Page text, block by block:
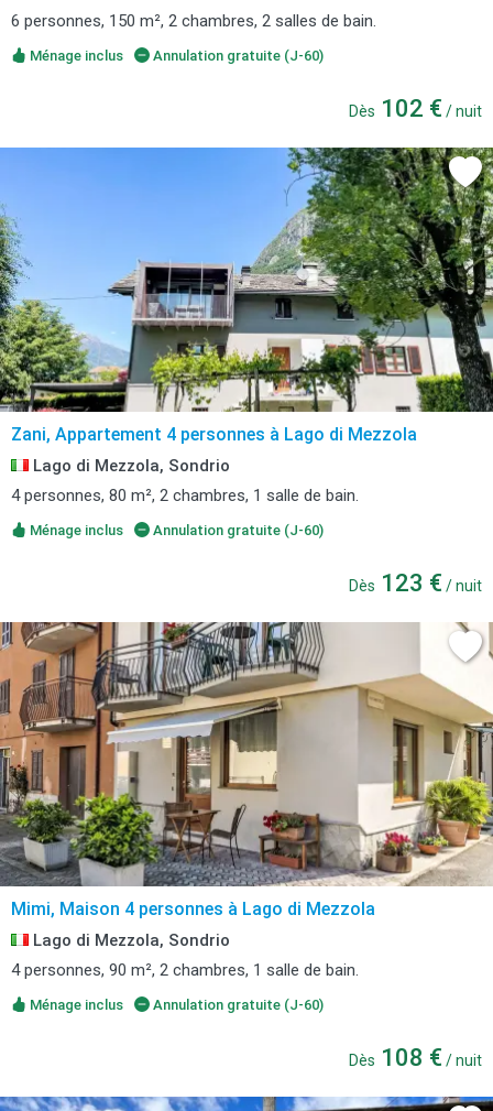
6 personnes, 150 m², 2 chambres, 2 salles de bain.
Ménage inclus Annulation gratuite (J-60)
Dès 102 € / nuit
Zani, Appartement 4 personnes à Lago di Mezzola
Lago di Mezzola, Sondrio
4 personnes, 80 m², 2 chambres, 1 salle de bain.
Ménage inclus Annulation gratuite (J-60)
Dès 123 € / nuit
Mimi, Maison 4 personnes à Lago di Mezzola
Lago di Mezzola, Sondrio
4 personnes, 90 m², 2 chambres, 1 salle de bain.
Ménage inclus Annulation gratuite (J-60)
Dès 108 € / nuit